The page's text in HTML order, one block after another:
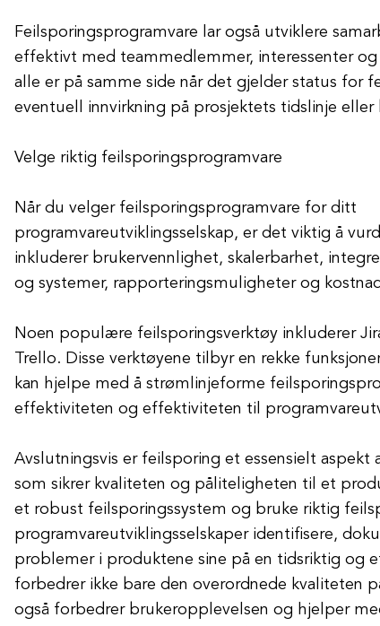
Feilsporingsprogramvare lar også utviklere
effektivt med teammedlemmer, interessenter og
alle er på samme side når det gjelder status for
eventuell innvirkning på prosjektets tidslinje eller
Velge riktig feilsporingsprogramvare
Når du velger feilsporingsprogramvare for ditt
programvareutviklingsselskap, er det viktig å
inkluderer brukervennlighet, skalerbarhet,
og systemer, rapporteringsmuligheter og
Noen populære feilsporingsverktøy inkluderer
Trello. Disse verktøyene tilbyr en rekke
kan hjelpe med å strømlinjeforme
effektiviteten og effektiviteten til
Avslutningsvis er feilsporing et essensielt aspekt
som sikrer kvaliteten og påliteligheten til et
et robust feilsporingssystem og bruke riktig
programvareutviklingsselskaper identifisere,
problemer i produktene sine på en tidsriktig og
forbedrer ikke bare den overordnede kvaliteten
også forbedrer brukeropplevelsen og hjelper